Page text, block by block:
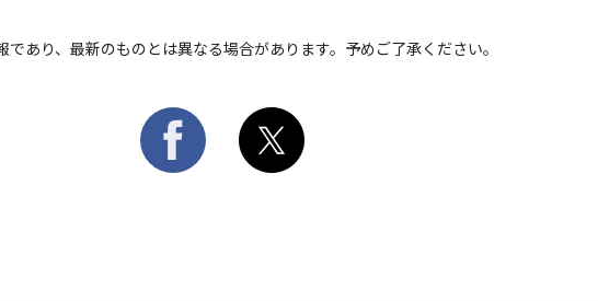
あり、最新のものとは異なる場合があります。予めご了承ください。